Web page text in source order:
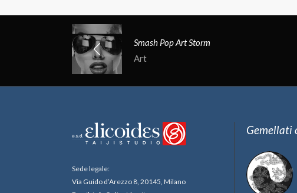
Smash Pop Art Storm
Art
Sede legale:
Via Guido d’Arezzo 8, 20145, Milano
Gemellati